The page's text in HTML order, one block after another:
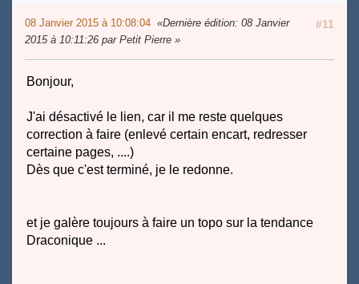
08 Janvier 2015 à 10:08:04 #11
Dernière édition: 08 Janvier
2015 à 10:11:26 par Petit Pierre
Bonjour,
J'ai désactivé le lien, car il me reste quelques
correction à faire (enlevé certain encart, redresser
certaine pages, ....)
Dès que c'est terminé, je le redonne.
et je galère toujours à faire un topo sur la tendance
Draconique ...